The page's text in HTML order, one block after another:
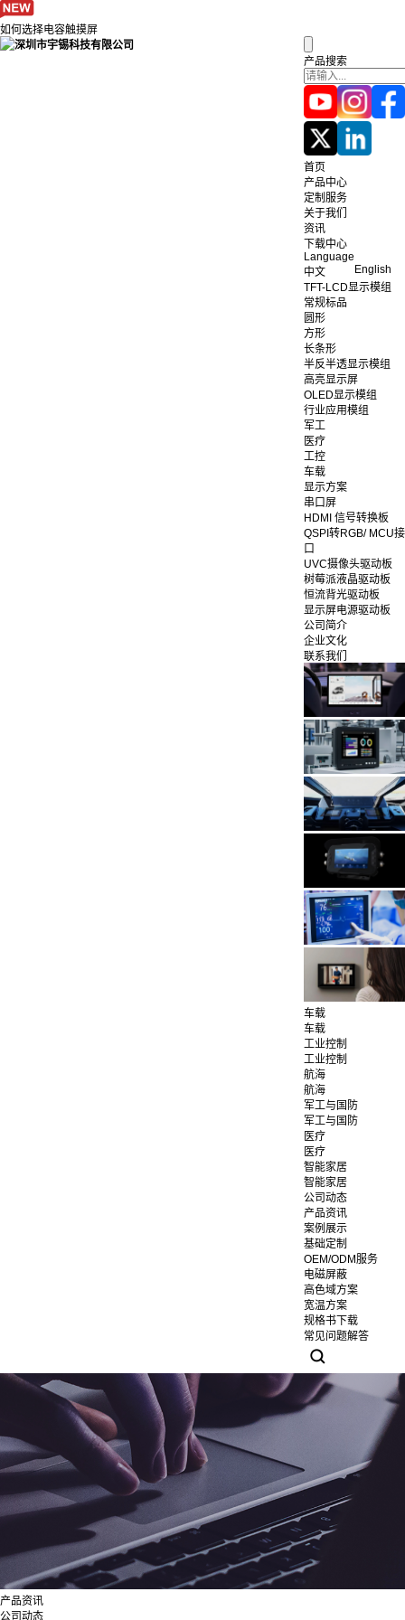
如何选择电容触摸屏
产品搜索
首页
产品中心
定制服务
关于我们
资讯
下载中心
Language
中文
English
TFT-LCD显示模组
常规标品
圆形
方形
长条形
半反半透显示模组
高亮显示屏
OLED显示模组
行业应用模组
军工
医疗
工控
车载
显示方案
串口屏
HDMI 信号转换板
QSPI转RGB/ MCU接
口
UVC摄像头驱动板
树莓派液晶驱动板
恒流背光驱动板
显示屏电源驱动板
公司简介
企业文化
联系我们
车载
车载
工业控制
工业控制
航海
航海
军工与国防
军工与国防
医疗
医疗
智能家居
智能家居
公司动态
产品资讯
案例展示
基础定制
OEM/ODM服务
电磁屏蔽
高色域方案
宽温方案
规格书下载
常见问题解答
产品资讯
公司动态